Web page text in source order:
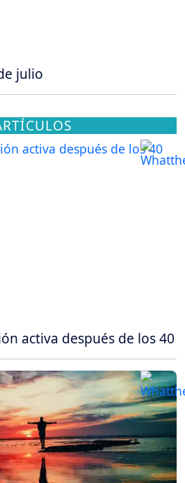
julio
activa después de los 40